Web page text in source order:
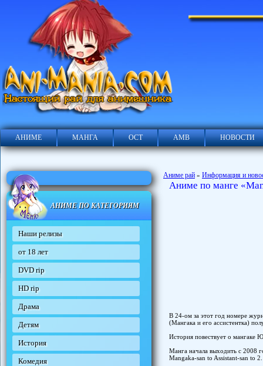
АНИМЕ МАНГА ОСТ АМВ НОВОСТИ
АНИМЕ ПО КАТЕГОРИЯМ
Наши релизы
от 18 лет
DVD rip
HD rip
Драма
Детям
История
Комедия
Аниме рай » Информация и
Аниме по манге
В 24-ом за этот год номере
(Мангака и его ассистентка)
История повествует о мангаке
Манга начала выходить с 2008
Mangaka-san to Assistant-san to 2.